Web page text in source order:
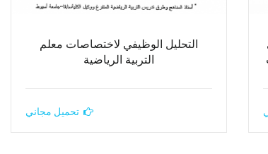
التحليل الوظيفي لاختصاصات معلم
التربية الرياضية
تحميل مجاني